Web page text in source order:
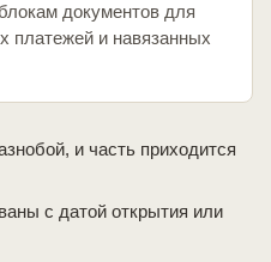
документов для
платежей и навязанных
и часть приходится
с датой открытия или